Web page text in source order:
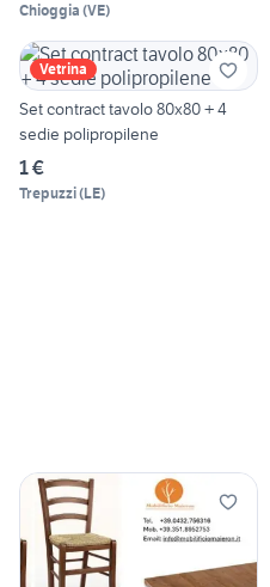
Chioggia (VE)
Vetrina
Set contract tavolo 80x80 + 4
sedie polipropilene
1 €
Trepuzzi(LE)